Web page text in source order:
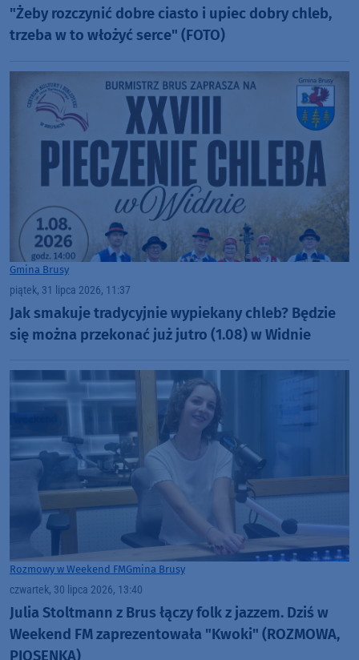
"Żeby rozczynić dobre ciasto i upiec dobry chleb,
trzeba w to włożyć serce" (FOTO)
Gmina Brusy
piątek, 31 lipca 2026, 11:37
Jak smakuje tradycyjnie wypiekany chleb? Będzie
się można przekonać już jutro (1.08) w Widnie
Rozmowy w Weekend FMGmina Brusy
czwartek, 30 lipca 2026, 13:40
Julia Stoltmann z Brus łączy folk z jazzem. Dziś w
Weekend FM zaprezentowała "Kwoki" (ROZMOWA,
PIOSENKA)